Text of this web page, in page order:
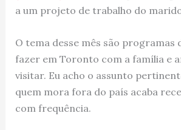
a um projeto de trabalho do
O tema desse mês são programas
fazer em Toronto com a família e
visitar. Eu acho o assunto
quem mora fora do país acaba
com frequência.